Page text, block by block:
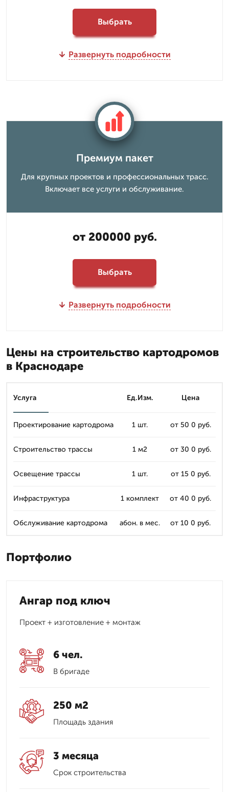
Выбрать
Развернуть подробности
Премиум пакет
Для крупных проектов и профессиональных трасс.
Включает все услуги и обслуживание.
от 200000 руб.
Выбрать
Развернуть подробности
Цены на строительство картодромов
в Краснодаре
Услуга Ед.Изм. Цена
Проектирование картодрома 1 шт. от 50 0 руб.
Строительство трассы 1 м2 от 30 0 руб.
Освещение трассы 1 шт. от 15 0 руб.
Инфраструктура 1 комплект от 40 0 руб.
Обслуживание картодрома абон. в мес. от 10 0 руб.
Портфолио
Ангар под ключ
Проект + изготовление + монтаж
6 чел.
В бригаде
250 м2
Площадь здания
3 месяца
Срок строительства